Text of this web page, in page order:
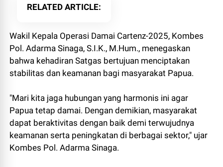
RELATED ARTICLE
Wakil Kepala Operasi Damai Cartenz-2025, Kombes
Pol. Adarma Sinaga, S.I.K., M.Hum., menegaskan
bahwa kehadiran Satgas bertujuan menciptakan
stabilitas dan keamanan bagi masyarakat Papua.
"Mari kita jaga hubungan yang harmonis ini agar
Papua tetap damai. Dengan demikian, masyarakat
dapat beraktivitas dengan baik demi terwujudnya
keamanan serta peningkatan di berbagai sektor," ujar
Kombes Pol. Adarma Sinaga.